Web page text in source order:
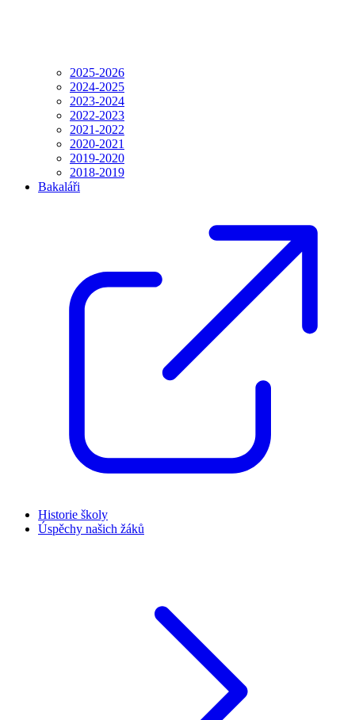
2025-2026
2024-2025
2023-2024
2022-2023
2021-2022
2020-2021
2019-2020
2018-2019
Bakaláři
Historie školy
Úspěchy našich žáků